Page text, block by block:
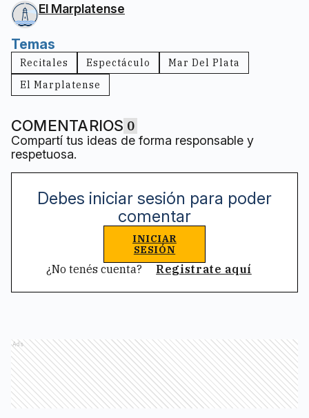
El Marplatense
Temas
Recitales Espectáculo
Mar Del Plata
El Marplatense
COMENTARIOS 0
Compartí tus ideas de forma responsable y
respetuosa.
Debes iniciar sesión para poder
comentar
INICIAR
SESIÓN
¿No tenés cuenta? Registrate aquí
Ads